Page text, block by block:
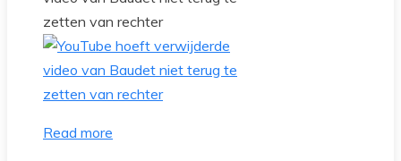
zetten van rechter
Read more